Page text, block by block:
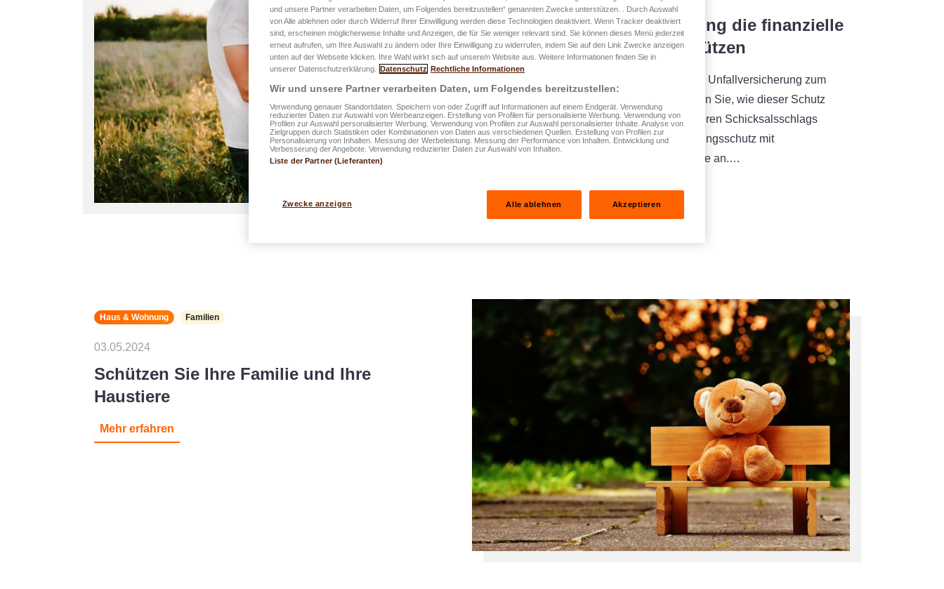
Mit einer Unfallversicherung die finanzielle
Zukunft Ihrer Familie schützen
In einer unvorhersehbaren Welt wird eine Unfallversicherung zum
Schutz Ihrer Familie unerlässlich. Erfahren Sie, wie dieser Schutz
finanzielle Stabilität im Falle eines schweren Schicksalsschlags
bieten kann. Passen Sie Ihren Versicherungsschutz mit
easyPROTECT Unfall an Ihre Bedürfnisse an.…
Mehr erfahren
Haus & Wohnung Familien
03.05.2024
Schützen Sie Ihre Familie und Ihre
Haustiere
Mehr erfahren
und unsere Partner verarbeiten Daten, um Folgendes bereitzustellen“ genannten Zwecke unterstützen. . Durch Auswahl
von Alle ablehnen oder durch Widerruf Ihrer Einwilligung werden diese Technologien deaktiviert. Wenn Tracker deaktiviert
sind, erscheinen möglicherweise Inhalte und Anzeigen, die für Sie weniger relevant sind. Sie können dieses Menü jederzeit
erneut aufrufen, um Ihre Auswahl zu ändern oder Ihre Einwilligung zu widerrufen, indem Sie auf den Link Zwecke anzeigen
unten auf der Webseite klicken. Ihre Wahl wirkt sich auf unsere/n Website aus. Weitere Informationen finden Sie in
unserer Datenschutzerklärung.
Datenschutz Rechtliche Informationen
Wir und unsere Partner verarbeiten Daten, um Folgendes bereitzustellen:
Verwendung genauer Standortdaten. Speichern von oder Zugriff auf Informationen auf einem Endgerät. Verwendung
reduzierter Daten zur Auswahl von Werbeanzeigen. Erstellung von Profilen für personalisierte Werbung. Verwendung von
Profilen zur Auswahl personalisierter Werbung. Verwendung von Profilen zur Auswahl personalisierter Inhalte. Analyse von
Zielgruppen durch Statistiken oder Kombinationen von Daten aus verschiedenen Quellen. Erstellung von Profilen zur
Personalisierung von Inhalten. Messung der Werbeleistung. Messung der Performance von Inhalten. Entwicklung und
Verbesserung der Angebote. Verwendung reduzierter Daten zur Auswahl von Inhalten.
Liste der Partner (Lieferanten)
Zwecke anzeigen Alle ablehnen Akzeptieren